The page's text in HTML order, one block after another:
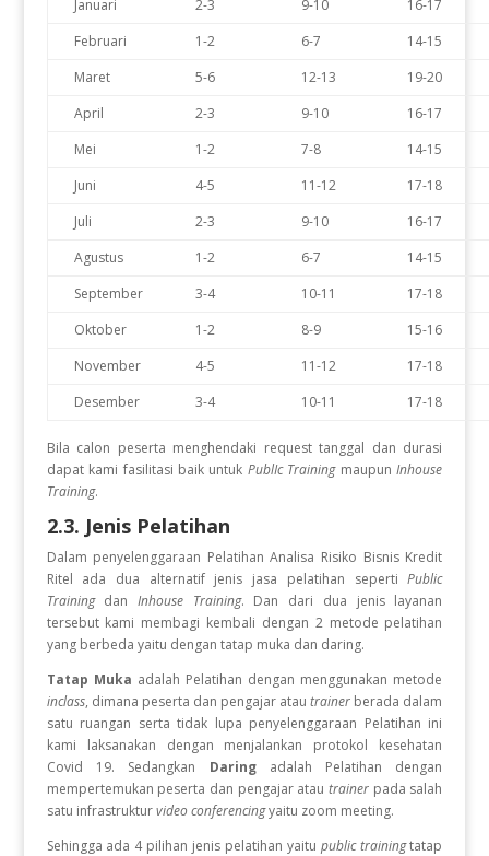
Januari
2-3 9-10
16-17
Februari
1-2 6-7
14-15
Maret
5-6 12-13
19-20
April
2-3 9-10
16-17
Mei
1-2 7-8
14-15
Juni
4-5 11-12
17-18
Juli
2-3 9-10
16-17
Agustus
1-2 6-7
14-15
September
3-4 10-11
17-18
Oktober
1-2 8-9
15-16
November
4-5 11-12
17-18
Desember
3-4 10-11 17-18
Bila calon peserta menghendaki request tanggal dan durasi
dapat kami fasilitasi baik untuk PublIc TrainingmaupunInhouse
Training.
2.3. Jenis Pelatihan
Dalam penyelenggaraan Pelatihan Analisa Risiko Bisnis Kredit
Ritel ada dua alternatif jenis jasa pelatihan sepertiPublic
TrainingdanInhouse Training. Dan dari dua jenis layanan
tersebut kami membagi kembali dengan 2 metode pelatihan
yang berbeda yaitu dengan tatap muka dan daring.
Tatap Muka adalah Pelatihan dengan menggunakan metode
inclass, dimana peserta dan pengajar atautrainer berada dalam
satu ruangan serta tidak lupa penyelenggaraan Pelatihan ini
kami laksanakan dengan menjalankan protokol kesehatan
Covid 19. Sedangkan Daring adalah Pelatihan dengan
mempertemukan peserta dan pengajar atautrainer pada salah
satu infrastrukturvideo conferencingyaitu zoom meeting.
Sehingga ada 4 pilihan jenis pelatihan yaitu public trainingtatap